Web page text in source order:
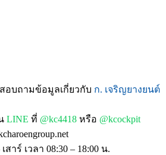
บถามข้อมูลเกี่ยวกับ ก. เจริญยางยนต์
LINE ที่ @kc4418 หรือ @kcockpit
าร์ เวลา 08:30 – 18:00 น.